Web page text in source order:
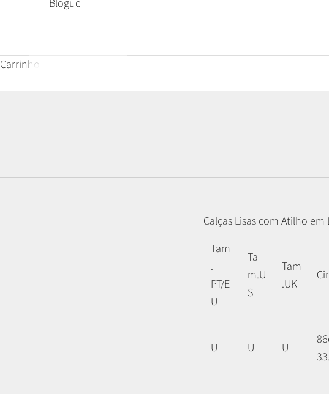
Blogue
Carrinho
Calças Lisas com Atilho em
Tam
.
PT/E
U
Ta
m.U
S
Tam
.UK
U U U